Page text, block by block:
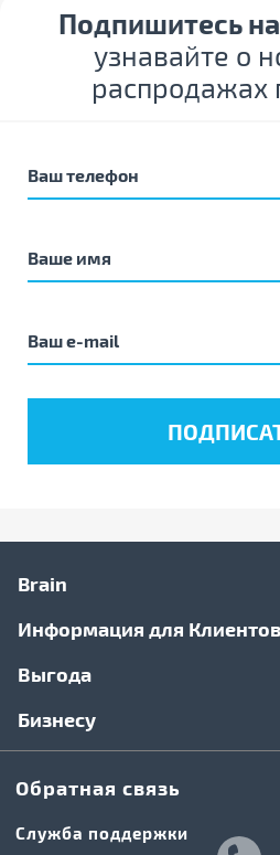
Подпишитесь
узнавайте о
распродажах
Brain
Информация для Клиентов
Выгода
Бизнесу
Обратная связь
Служба поддержки